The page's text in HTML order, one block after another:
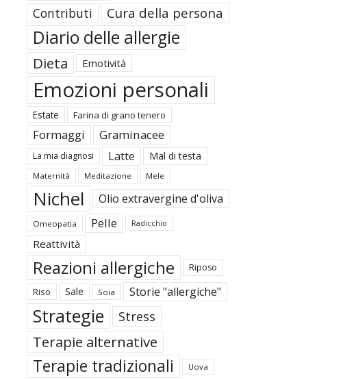
Contributi Cura della persona
Diario delle allergie
Dieta Emotività
Emozioni personali
Estate Farina di grano tenero
Formaggi Graminacee
La mia diagnosi Latte Mal di testa
Maternità Meditazione Mele
Nichel Olio extravergine d'oliva
Omeopatia Pelle Radicchio
Reattività
Reazioni allergiche Riposo
Riso Sale Soia Storie "allergiche"
Strategie Stress
Terapie alternative
Terapie tradizionali Uova